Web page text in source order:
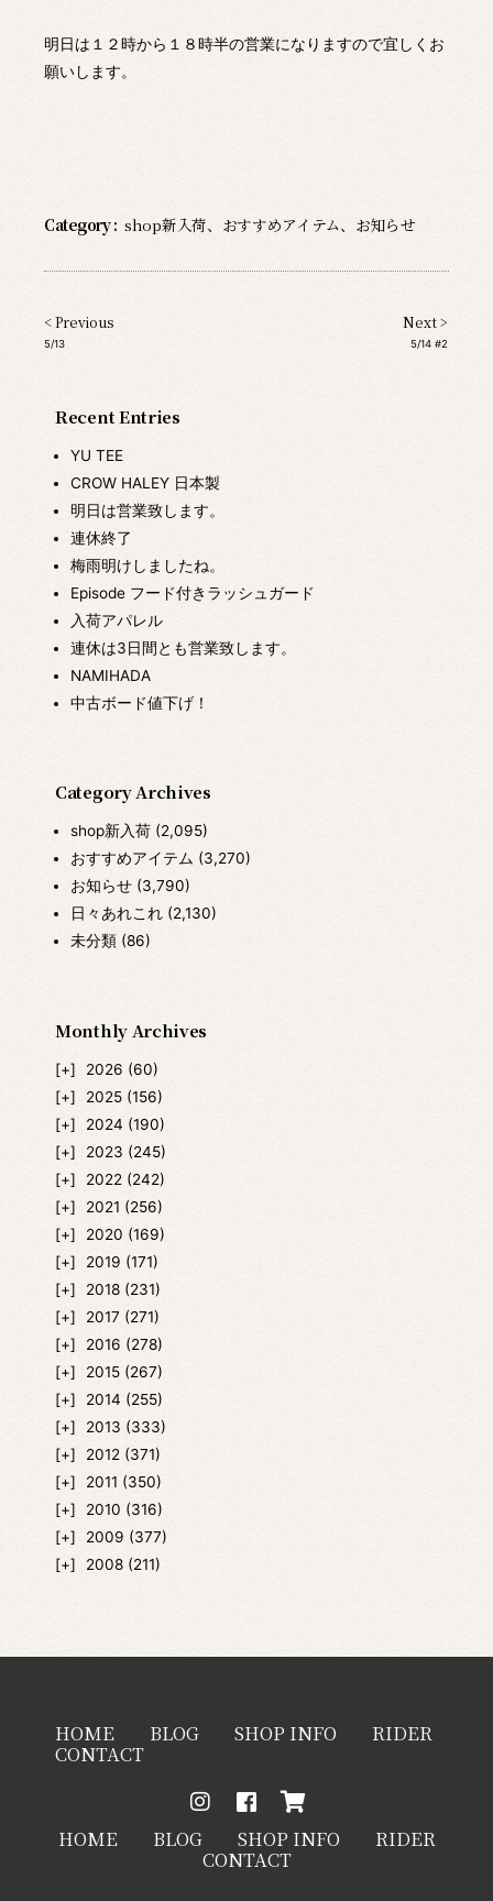
Recent Entries
YU TEE
CROW HALEY 日本製
明日は営業致します。
連休終了
梅雨明けしましたね。
Episode フード付きラッシュガード
入荷アパレル
連休は3日間とも営業致します。
NAMIHADA
中古ボード値下げ！
Category Archives
shop新入荷(2,095)
おすすめアイテム (3,270)
お知らせ(3,790)
日々あれこれ(2,130)
未分類(86)
Monthly Archives
2026 (60)
2025 (156)
2024 (190)
2023 (245)
2022 (242)
2021 (256)
2020 (169)
2019 (171)
2018 (231)
2017 (271)
2016 (278)
2015 (267)
2014 (255)
2013 (333)
2012 (371)
2011 (350)
2010 (316)
2009 (377)
2008 (211)
明日は１２時から１８時半の営業になりますので宜しくお
願いします。
Category : shop新入荷、 おすすめアイテム、 お知らせ
< Previous
5/13
Next >
5/14 #2
HOME BLOG SHOP INFO RIDER
CONTACT
HOME BLOG SHOP INFO RIDER
CONTACT